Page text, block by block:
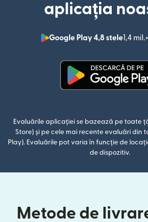
aplicația
Google Play 4,8 stele1,4
Evaluările aplicației se bazează pe toate
Store) și pe cele mai recente evaluări din
Play). Evaluările pot varia în funcție de
de dispozitiv.
Metode de